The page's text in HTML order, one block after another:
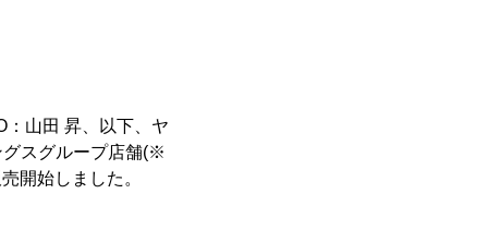
山田 昇、以下、ヤ
グスグループ店舗(※
開始しました。